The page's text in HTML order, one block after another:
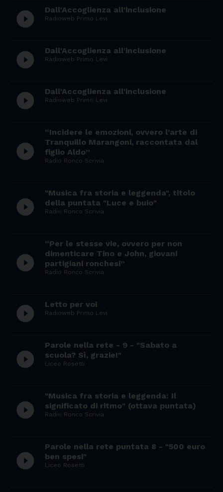
play_circle_filled Dall'Accoglienza all'inclusione
Radioweb Primo Levi
play_circle_filled Dall'Accoglienza all'inclusione
Radioweb Primo Levi
play_circle_filled Dall'Accoglienza all'inclusione
Radioweb Primo Levi
play_circle_filled
“Incidere le emozioni, ovvero l’arte di
Tranquillo Marangoni, raccontata dal
figlio Aldo”
Radio Ronco Scrivia
play_circle_filled
"Musica fra storia e leggenda", titolo
della puntata "Luce e buio"
Radio Ronco Scrivia
play_circle_filled
“Per le stesse vie, ovvero per non
dimenticare Tino e John, giovani
partigiani ronchesi”
Radio Ronco Scrivia
play_circle_filled Letto per voi
Radioweb Primo Levi
play_circle_filled
Parole nella rete - 9 - "Sabato a
scuola? Sì, grazie!"
Liceo Rosetti
play_circle_filled
"Musica fra storia e leggenda: Il
significato di ritmo" (ottava puntata)
Radio Ronco Scrivia
play_circle_filled
Parole nella rete puntata 8 - "500 euro
ben spesi"
Liceo Rosetti